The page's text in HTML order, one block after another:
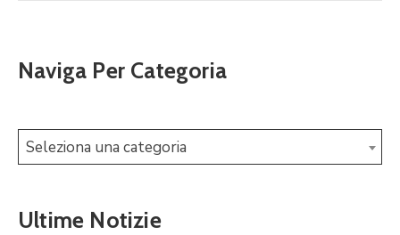
Naviga Per Categoria
Seleziona una categoria
Ultime Notizie